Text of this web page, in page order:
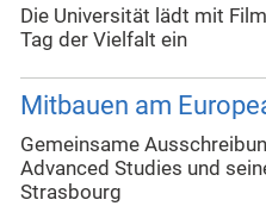
Die Universität lädt mit
Tag der Vielfalt ein
Mitbauen am
Gemeinsame
Advanced Studies und
Strasbourg